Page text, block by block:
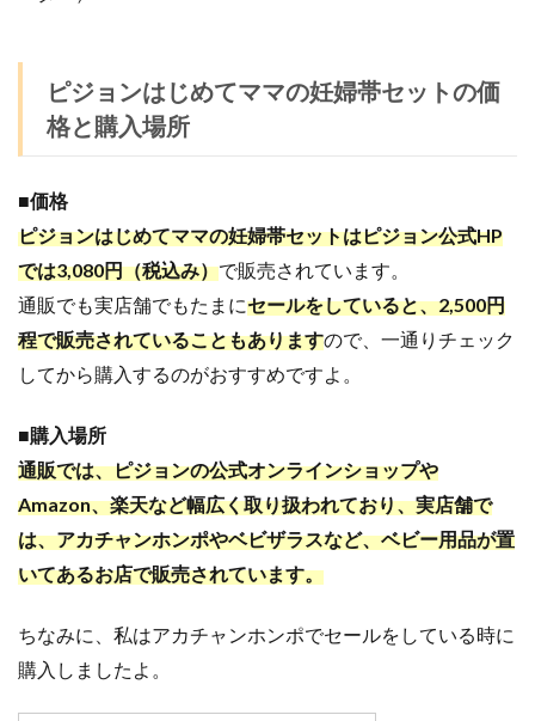
ピジョンはじめてママの妊婦帯セットの価
格と購入場所
■価格
ピジョンはじめてママの妊婦帯セットはピジョン公式HP
では3,080円（税込み）で販売されています。
通販でも実店舗でもたまにセールをしていると、2,500円
程で販売されていることもありますので、一通りチェック
してから購入するのがおすすめですよ。
■購入場所
通販では、ピジョンの公式オンラインショップや
Amazon、楽天など幅広く取り扱われており、実店舗で
は、アカチャンホンポやベビザラスなど、ベビー用品が置
いてあるお店で販売されています。
ちなみに、私はアカチャンホンポでセールをしている時に
購入しましたよ。